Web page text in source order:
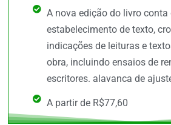
A nova edição do livro
estabelecimento de texto,
indicações de leituras e
obra, incluindo ensaios de
escritores. alavanca de
A partir de R$77,60